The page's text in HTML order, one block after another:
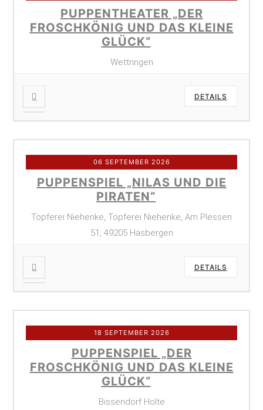
PUPPENTHEATER „DER
FROSCHKÖNIG UND DAS KLEINE
GLÜCK“
Wettringen
DETAILS
06 SEPTEMBER 2026
PUPPENSPIEL „NILAS UND DIE
PIRATEN“
Töpferei Niehenke, Töpferei Niehenke, Am Plessen
51, 49205 Hasbergen
DETAILS
18 SEPTEMBER 2026
PUPPENSPIEL „DER
FROSCHKÖNIG UND DAS KLEINE
GLÜCK“
Bissendorf Holte